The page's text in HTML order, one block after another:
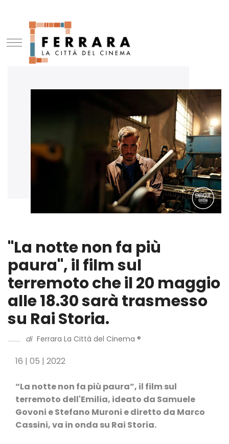
"La notte non fa più
paura", il film sul
terremoto che il 20 maggio
alle 18.30 sarà trasmesso
su Rai Storia.
di Ferrara La Città del Cinema ®
16 | 05 | 2022
“La notte non fa più paura”, il film sul
terremoto dell'Emilia, ideato da Samuele
Govoni e Stefano Muroni e diretto da Marco
Cassini, va in onda su Rai Storia.